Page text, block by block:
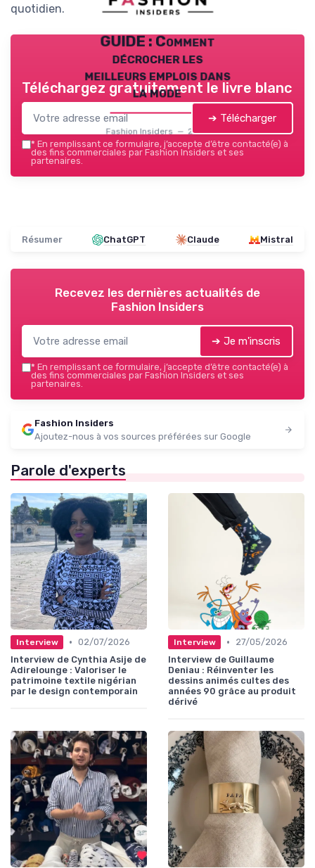
quotidien.
GUIDE : Comment
décrocher les
meilleurs emplois dans
la mode
Fashion Insiders — 2026
Téléchargez gratuitement le livre blanc
➔ Télécharger
* En remplissant ce formulaire, j’accepte d’être contacté(e) à
des fins commerciales par Fashion Insiders et ses
partenaires.
Résumer ChatGPT Claude Mistral
Recevez les dernières actualités de
Fashion Insiders
➔ Je m'inscris
* En remplissant ce formulaire, j’accepte d’être contacté(e) à
des fins commerciales par Fashion Insiders et ses
partenaires.
Fashion Insiders
Ajoutez-nous à vos sources préférées sur Google
Parole d'experts
Interview • 02/07/2026
Interview de Cynthia Asije de
Adirelounge : Valoriser le
patrimoine textile nigérian
par le design contemporain
Interview •
27/05/2026
Interview de Guillaume
Deniau : Réinventer les
dessins animés cultes des
années 90 grâce au produit
dérivé